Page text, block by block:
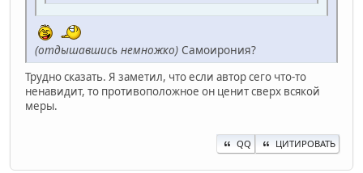
(отдышавшись немножко) Самоирония?
Трудно сказать. Я заметил, что если автор сего что-то
ненавидит, то противоположное он ценит сверх всякой
меры.
QQ ЦИТИРОВАТЬ